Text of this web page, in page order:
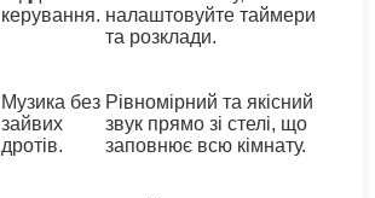
керування. налаштовуйте таймери
та розклади.
Музика без
зайвих
дротів.
Рівномірний та якісний
звук прямо зі стелі, що
заповнює всю кімнату.